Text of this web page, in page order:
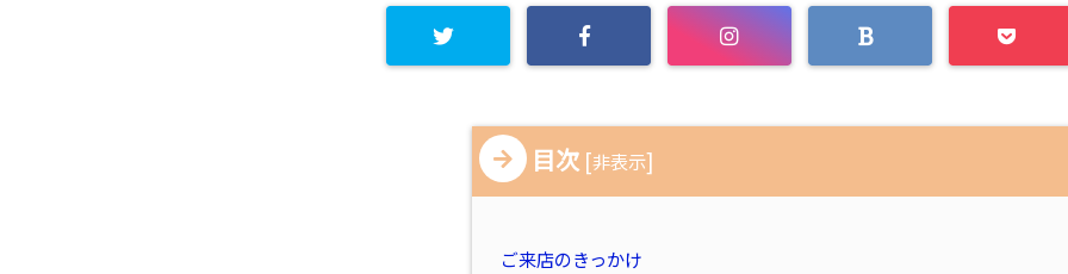
目次 [非表示]
ご来店のきっかけ